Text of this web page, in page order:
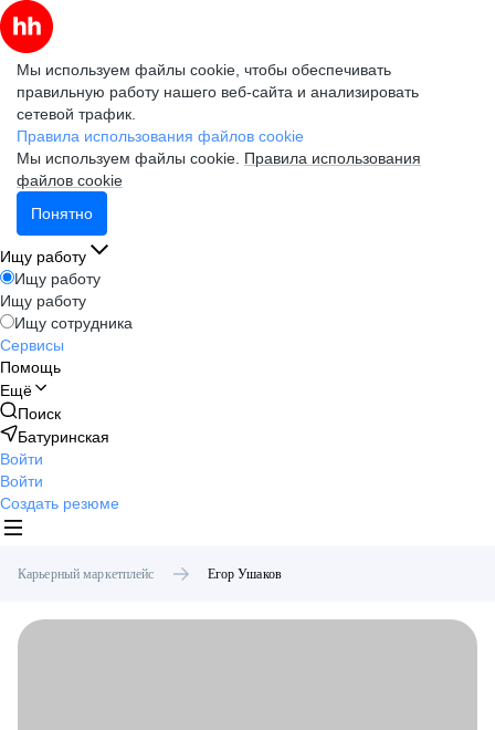
Мы используем файлы cookie, чтобы обеспечивать
правильную работу нашего веб-сайта и анализировать
сетевой трафик.
Правила использования файлов cookie
Мы используем файлы cookie. Правила использования
файлов cookie
Понятно
Ищу работу
Ищу работу
Ищу работу
Ищу сотрудника
Сервисы
Помощь
Ещё
Поиск
Батуринская
Войти
Войти
Создать резюме
Карьерный маркетплейс Егор Ушаков